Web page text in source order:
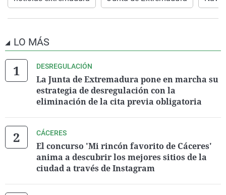
LO MÁS
DESREGULACIÓN
La Junta de Extremadura pone en marcha su
estrategia de desregulación con la
eliminación de la cita previa obligatoria
CÁCERES
El concurso 'Mi rincón favorito de Cáceres'
anima a descubrir los mejores sitios de la
ciudad a través de Instagram